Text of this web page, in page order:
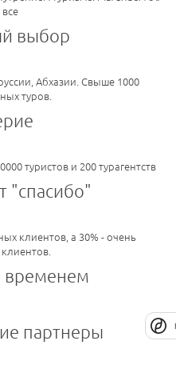
выбор
Абхазии. Свыше 1000
туров.
туристов и 200 турагентств
"спасибо"
клиентов, а 30% - очень
временем
партнеры